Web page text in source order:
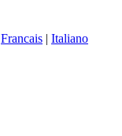
Francais | Italiano